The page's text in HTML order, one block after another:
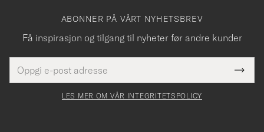
ABONNER PÅ VÅRT NYHETSBREV
Få inspirasjon og tilgang til nyheter før andre kunder
postadresse
felt
Tack
för
LES MER OM VÅR INTEGRITETSPOLICY